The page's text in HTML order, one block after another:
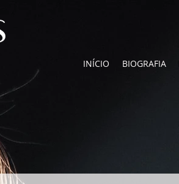
INÍCIO BIOGRAFIA